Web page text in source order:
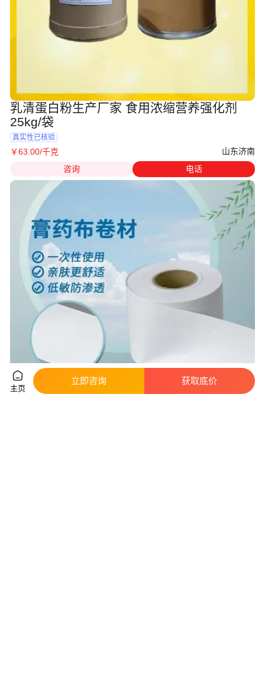
乳清蛋白粉生产厂家 食用浓缩营养强化剂
25kg/袋
真实性已核验
￥63 .00/千克
山东济南
咨询
电话
主页
立即咨询 获取底价